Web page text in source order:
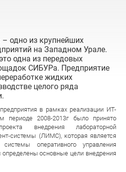
одно из крупнейших
на Западном Урале.
одна из передовых
СИБУРа. Предприятие
жидких
целого ряда
в рамках реализации ИТ-
периоде 2008-2013г было принято
внедрения лабораторной
системы (ЛИМС), которая является
оперативного управления
основные цели внедрения